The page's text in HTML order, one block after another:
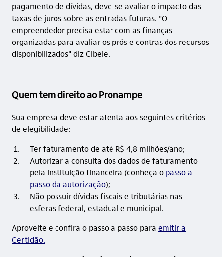
pagamento de dívidas, deve-se avaliar o impacto das
taxas de juros sobre as entradas futuras. "O
empreendedor precisa estar com as finanças
organizadas para avaliar os prós e contras dos recursos
disponibilizados" diz Cibele.
Quem tem direito ao Pronampe
Sua empresa deve estar atenta aos seguintes critérios
de elegibilidade:
Ter faturamento de até R$ 4,8 milhões/ano;
Autorizar a consulta dos dados de faturamento
pela instituição financeira (conheça o passo a
passo da autorização);
Não possuir dívidas fiscais e tributárias nas
esferas federal, estadual e municipal.
Aproveite e confira o passo a passo para emitir a
Certidão.